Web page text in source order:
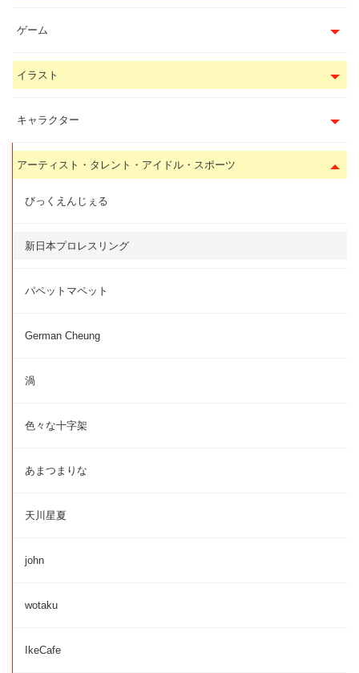
ゲーム
イラスト
キャラクター
アーティスト・タレント・アイドル・スポーツ
びっくえんじぇる
新日本プロレスリング
パペットマペット
German Cheung
渦
色々な十字架
あまつまりな
天川星夏
john
wotaku
IkeCafe